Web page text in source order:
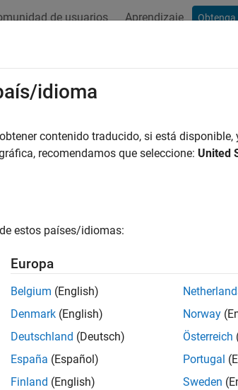
de usuarios Aprendizaje Obtenga
poridioma
contenido traducido, si está
recomendamos que seleccione: United
estos países/idiomas:
Europa
Belgium (English)
Denmark (English)
Deutschland (Deutsch)
España (Español)
Finland (English)
Norway
Österreich
Portugal
Sweden